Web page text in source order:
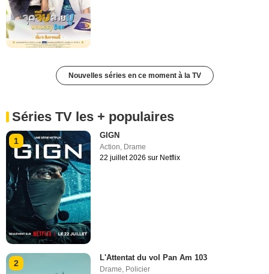
Nouvelles séries en ce moment à la TV
Séries TV les + populaires
1
GIGN
Action, Drame
22 juillet 2026 sur Netflix
2
L'Attentat du vol Pan Am 103
Drame Policier